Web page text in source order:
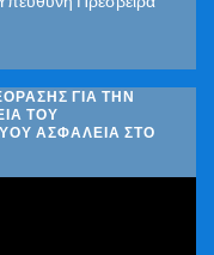
ΓΙΑ ΤΗΝ
ΤΟΥ
ΑΣΦΆΛΕΙΑ ΣΤΟ